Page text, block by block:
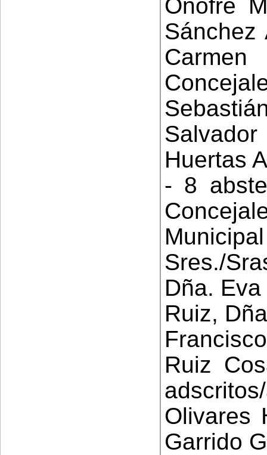
Onofre
Huertas
- 8
Sres./
Dña.
Ruiz,
Ruiz
Olivares
Garrido